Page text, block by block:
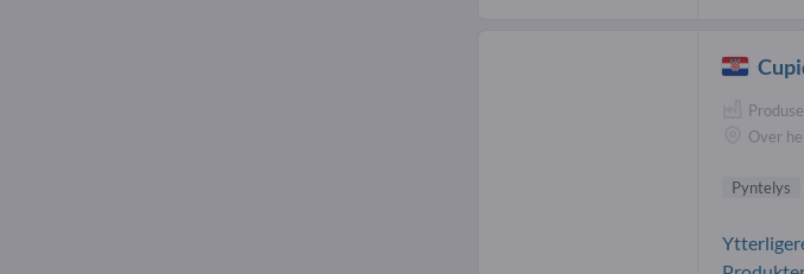
Over
Pyntelys